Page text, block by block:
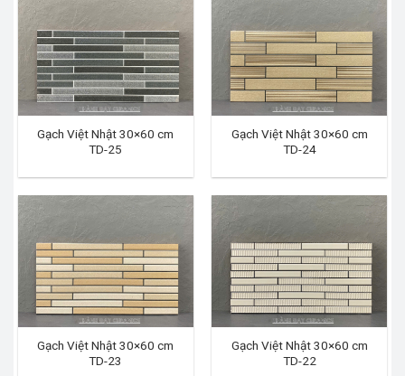
Gạch Việt Nhật 30×60 cm
TD-25
Gạch Việt Nhật 30×60 cm
TD-24
Gạch Việt Nhật 30×60 cm
TD-23
Gạch Việt Nhật 30×60 cm
TD-22